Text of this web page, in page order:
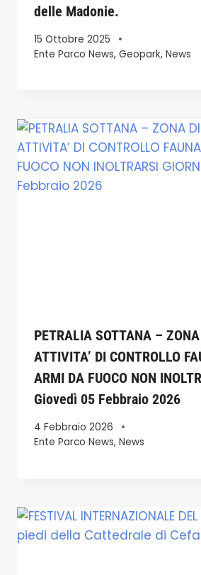
delle Madonie.
15 Ottobre 2025
Ente Parco News, Geopark, News
PETRALIA SOTTANA –
ATTIVITA’ DI CONTROLLO
ARMI DA FUOCO NON
Giovedì 05 Febbraio 2026
4 Febbraio 2026
Ente Parco News, News